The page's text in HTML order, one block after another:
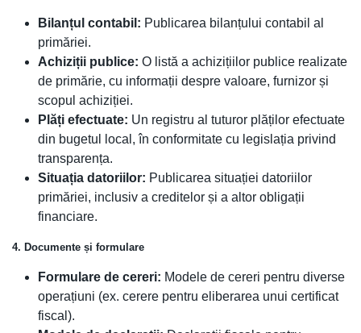
Bilanțul contabil: Publicarea bilanțului contabil al
primăriei.
Achiziții publice: O listă a achizițiilor publice realizate
de primărie, cu informații despre valoare, furnizor și
scopul achiziției.
Plăți efectuate: Un registru al tuturor plăților efectuate
din bugetul local, în conformitate cu legislația privind
transparența.
Situația datoriilor: Publicarea situației datoriilor
primăriei, inclusiv a creditelor și a altor obligații
financiare.
4. Documente și formulare
Formulare de cereri: Modele de cereri pentru diverse
operațiuni (ex. cerere pentru eliberarea unui certificat
fiscal).